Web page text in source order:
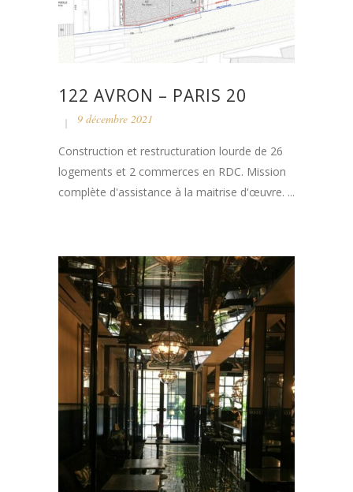
122 AVRON – PARIS 20
9 décembre 2021
Construction et restructuration lourde de 26
logements et 2 commerces en RDC. Mission
complète d'assistance à la maitrise d'œuvre. ...